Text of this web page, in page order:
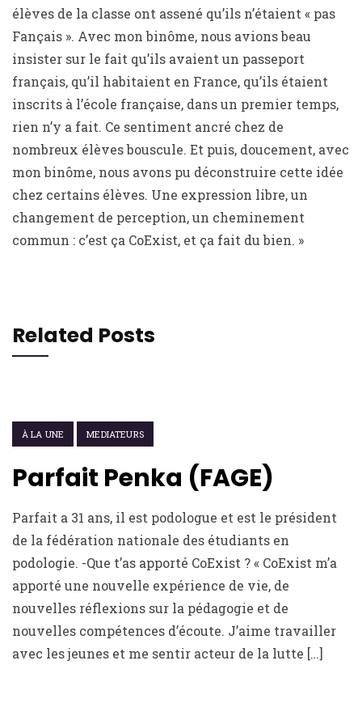
élèves de la classe ont assené qu’ils n’étaient « pas
Fançais ». Avec mon binôme, nous avions beau
insister sur le fait qu’ils avaient un passeport
français, qu’il habitaient en France, qu’ils étaient
inscrits à l’école française, dans un premier temps,
rien n’y a fait. Ce sentiment ancré chez de
nombreux élèves bouscule. Et puis, doucement, avec
mon binôme, nous avons pu déconstruire cette idée
chez certains élèves. Une expression libre, un
changement de perception, un cheminement
commun : c’est ça CoExist, et ça fait du bien. »
Related Posts
À LA UNE MEDIATEURS
Parfait Penka (FAGE)
Parfait a 31 ans, il est podologue et est le président
de la fédération nationale des étudiants en
podologie. -Que t’as apporté CoExist ? « CoExist m’a
apporté une nouvelle expérience de vie, de
nouvelles réflexions sur la pédagogie et de
nouvelles compétences d’écoute. J’aime travailler
avec les jeunes et me sentir acteur de la lutte […]